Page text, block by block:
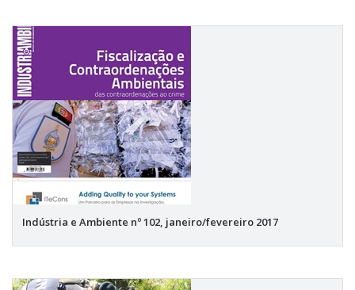
Indústria e Ambiente nº 102, janeiro/fevereiro 2017